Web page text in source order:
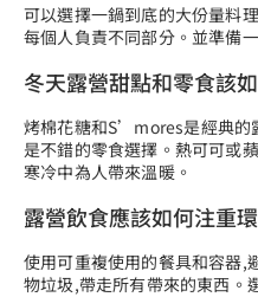
可以選擇一鍋到底的大份量料
每個人負責不同部分。並準備
冬天露營甜點和零食該
烤棉花糖和S’mores是經典的
是不錯的零食選擇。熱可可或
寒冷中為人帶來溫暖。
露營飲食應該如何注重
使用可重複使用的餐具和容器,
物垃圾,帶走所有帶來的東西。